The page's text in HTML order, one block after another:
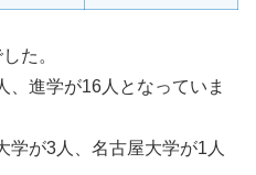
た。
、進学が16人となっていま
学が3人、名古屋大学が1人